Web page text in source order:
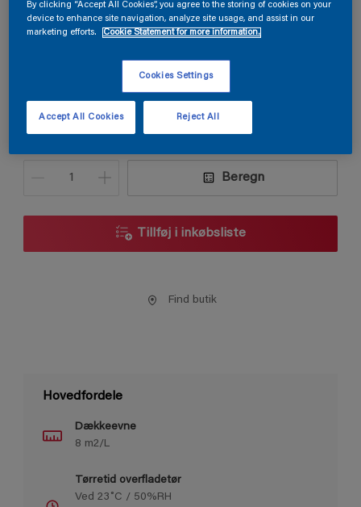
S 0510-R20B
0,75L 2,5L
Beregn
Tillføj i inkøbsliste
Find butik
Hovedfordele
Dækkeevne
8 m2/L
Tørretid overfladetør
Ved 23˚C / 50%RH
By clicking “Accept All Cookies”, you agree to the storing of cookies on your
device to enhance site navigation, analyze site usage, and assist in our
marketing efforts.
Cookie Statement for more information.
Cookies Settings
Reject All
Accept All Cookies